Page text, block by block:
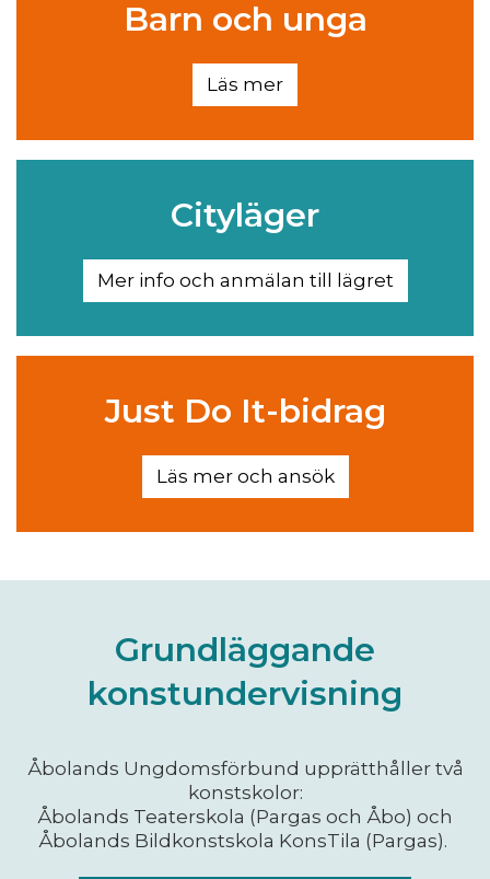
Barn och unga
Läs mer
Cityläger
Mer info och anmälan till lägret
Just Do It-bidrag
Läs mer och ansök
Grundläggande
konstundervisning
Åbolands Ungdomsförbund upprätthåller två
konstskolor:
Åbolands Teaterskola (Pargas och Åbo) och
Åbolands Bildkonstskola KonsTila (Pargas).